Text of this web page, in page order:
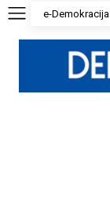
e-Demokracija